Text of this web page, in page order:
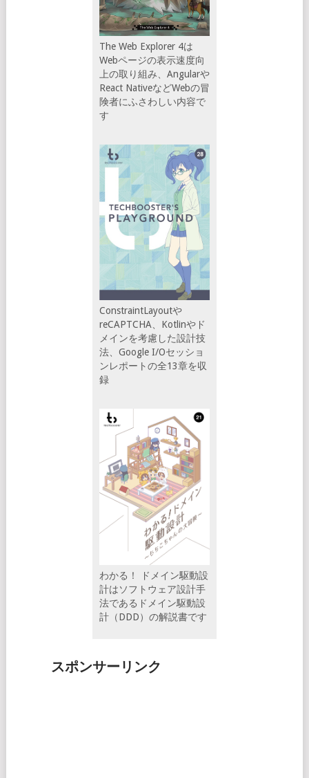
The Web Explorer 4は
Webページの表示速度向
上の取り組み、Angularや
React NativeなどWebの冒
険者にふさわしい内容で
す
ConstraintLayoutや
reCAPTCHA、Kotlinやド
メインを考慮した設計技
法、Google I/Oセッショ
ンレポートの全13章を収
録
わかる！ ドメイン駆動設
計はソフトウェア設計手
法であるドメイン駆動設
計（DDD）の解説書です
スポンサーリンク